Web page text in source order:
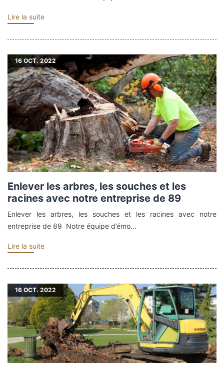
Lire la suite
16 OCT. 2022
Enlever les arbres, les souches et les
racines avec notre entreprise de 89
Enlever les arbres, les souches et les racines avec notre
entreprise de 89 Notre équipe d’émo...
Lire la suite
16 OCT. 2022